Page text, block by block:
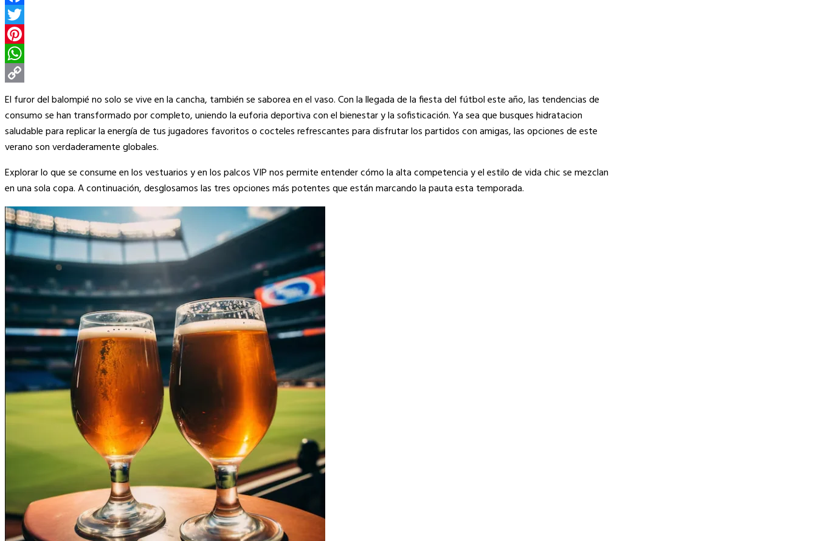
Facebook
Twitter
Pinterest
WhatsApp
Copy
Link
El furor del balompié no solo se vive en la cancha, también se saborea en el vaso. Con la llegada de la fiesta del fútbol este año, las tendencias de
consumo se han transformado por completo, uniendo la euforia deportiva con el bienestar y la sofisticación. Ya sea que busques hidratacion
saludable para replicar la energía de tus jugadores favoritos o cocteles refrescantes para disfrutar los partidos con amigas, las opciones de este
verano son verdaderamente globales.
Explorar lo que se consume en los vestuarios y en los palcos VIP nos permite entender cómo la alta competencia y el estilo de vida chic se mezclan
en una sola copa. A continuación, desglosamos las tres opciones más potentes que están marcando la pauta esta temporada.